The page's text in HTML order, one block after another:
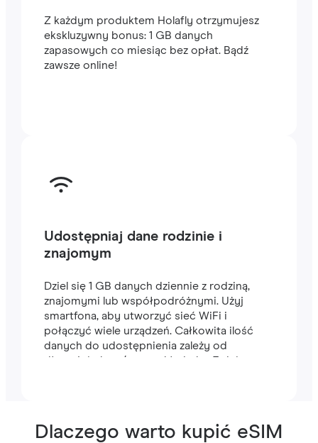
Z każdym produktem Holafly otrzymujesz
ekskluzywny bonus: 1 GB danych
zapasowych co miesiąc bez opłat. Bądź
zawsze online!
Udostępniaj dane rodzinie i
znajomym
Dziel się 1 GB danych dziennie z rodziną,
znajomymi lub współpodróżnymi. Użyj
smartfona, aby utworzyć sieć WiFi i
połączyć wiele urządzeń. Całkowita ilość
danych do udostępnienia zależy od
długości planu (na przykład plan 7-dniowy
Dlaczego warto kupić eSIM